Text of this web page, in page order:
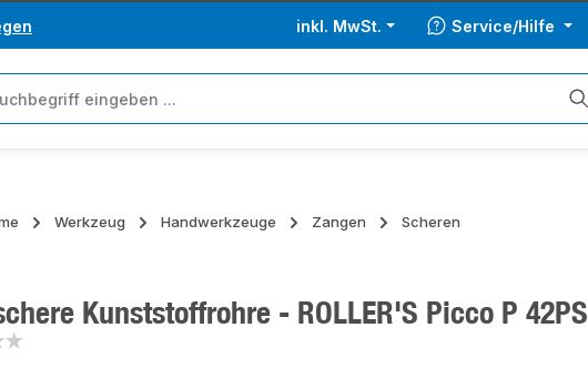
inkl. MwSt. Service/Hilfe
Werkzeug Handwerkzeuge Zangen Scheren
Kunststoffrohre - ROLLER'S Picco P 42PS